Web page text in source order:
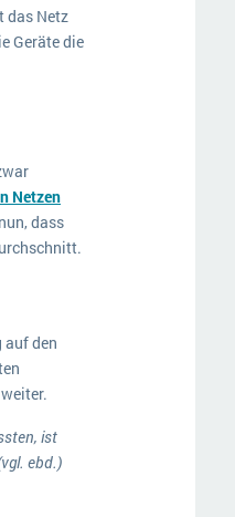
das Netz
Geräte die
Netzen
dass
den
ist
ebd.)